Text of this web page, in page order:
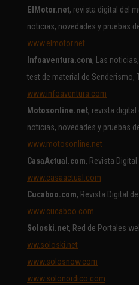
ElMotor.net, revista digital del
noticias, novedades y pruebas
www.elmotor.net
Infoaventura.com, Las
test de material de Senderismo,
www.infoaventura.com
Motosonline.net, revista
noticias, novedades y pruebas
www.motosonline.net
CasaActual.com, Revista
www.casaactual.com
Cucaboo.com, Revista Digital
www.cucaboo.com
Soloski.net, Red de Portales
ww.soloski.net
www.solosnow.com
www.solonordico.com